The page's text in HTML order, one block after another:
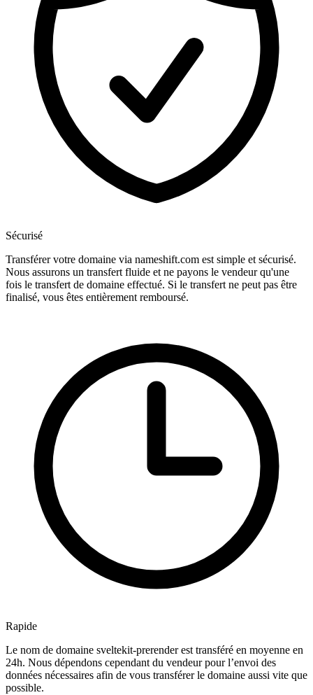
Sécurisé
Transférer votre domaine via nameshift.com est simple et sécurisé.
Nous assurons un transfert fluide et ne payons le vendeur qu'une
fois le transfert de domaine effectué. Si le transfert ne peut pas être
finalisé, vous êtes entièrement remboursé.
Rapide
Le nom de domaine sveltekit-prerender est transféré en moyenne en
24h. Nous dépendons cependant du vendeur pour l’envoi des
données nécessaires afin de vous transférer le domaine aussi vite que
possible.